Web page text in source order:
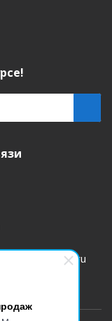
zakaz@etk-oniks.ru